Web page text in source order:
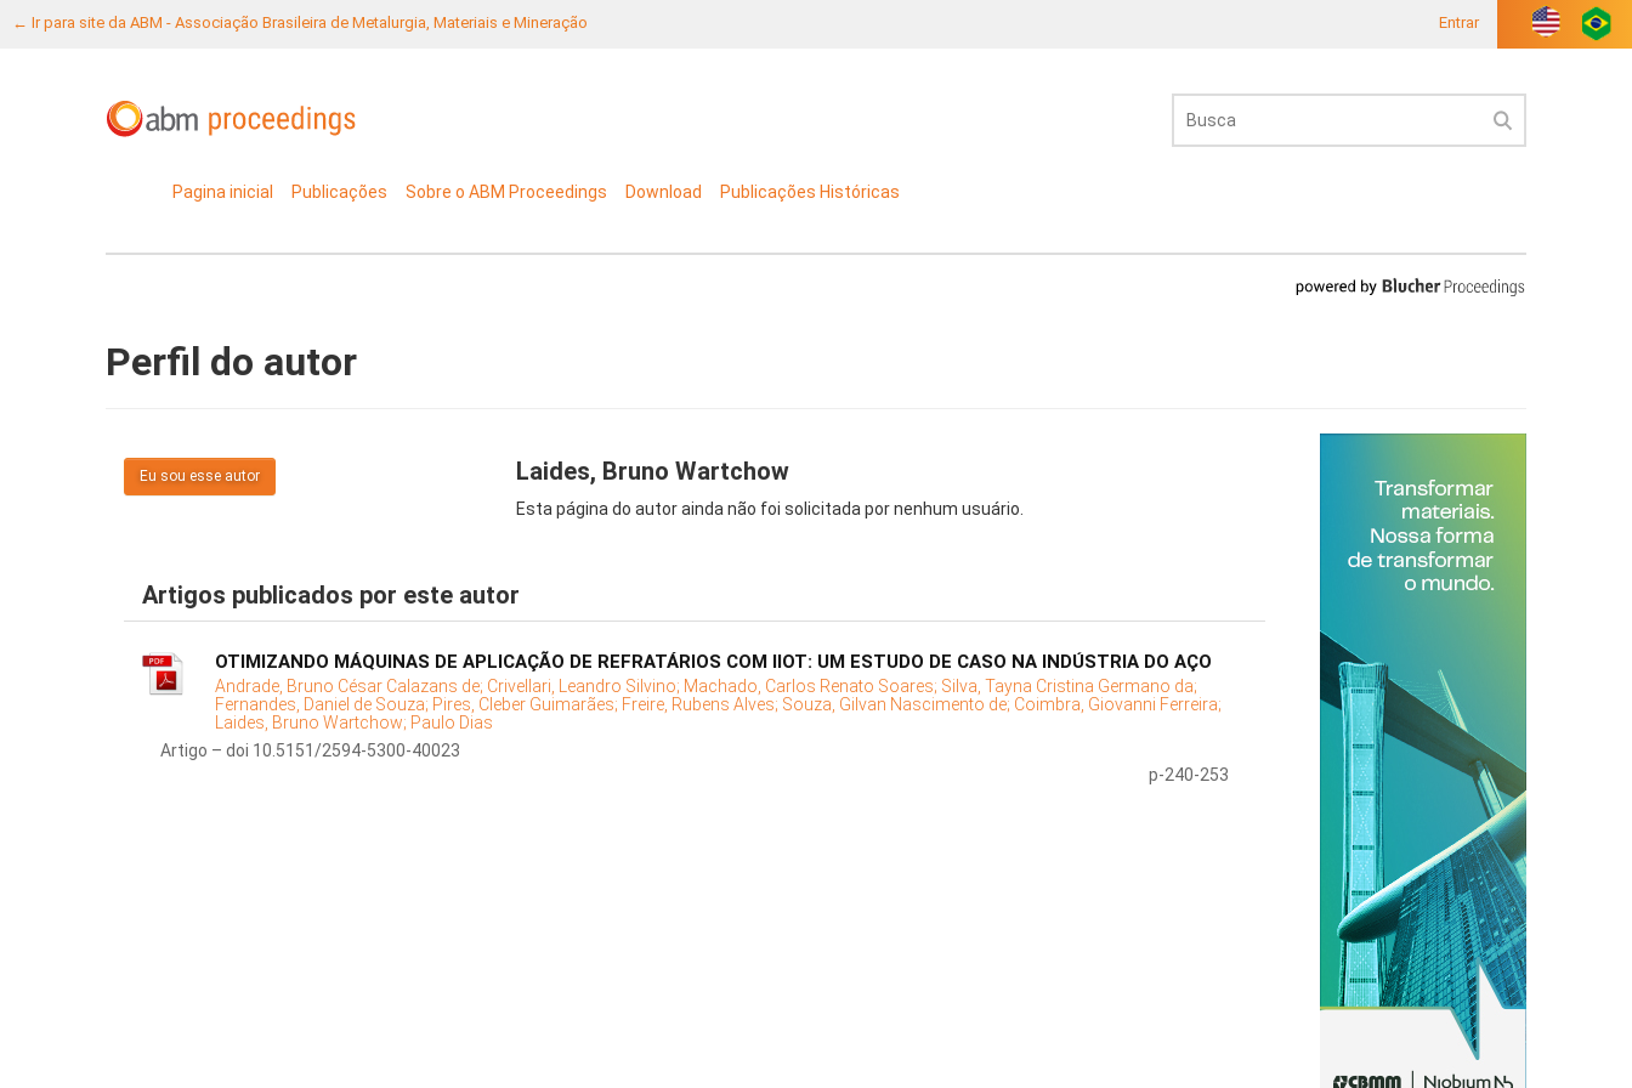
← Ir para site da ABM - Associação Brasileira de Metalurgia, Materiais e Mineração Entrar
Pagina inicial Publicações Sobre o ABM Proceedings Download Publicações Históricas
Perfil do autor
Eu sou esse autor Laides, Bruno Wartchow
Esta página do autor ainda não foi solicitada por nenhum usuário.
Artigos publicados por este autor
OTIMIZANDO MÁQUINAS DE APLICAÇÃO DE REFRATÁRIOS COM IIOT: UM ESTUDO DE CASO NA INDÚSTRIA DO AÇO
Andrade, Bruno César Calazans de; Crivellari, Leandro Silvino; Machado, Carlos Renato Soares; Silva, Tayna Cristina Germano da;
Fernandes, Daniel de Souza; Pires, Cleber Guimarães; Freire, Rubens Alves; Souza, Gilvan Nascimento de; Coimbra, Giovanni Ferreira;
Laides, Bruno Wartchow; Paulo Dias
Artigo – doi 10.5151/2594-5300-40023
p-240-253